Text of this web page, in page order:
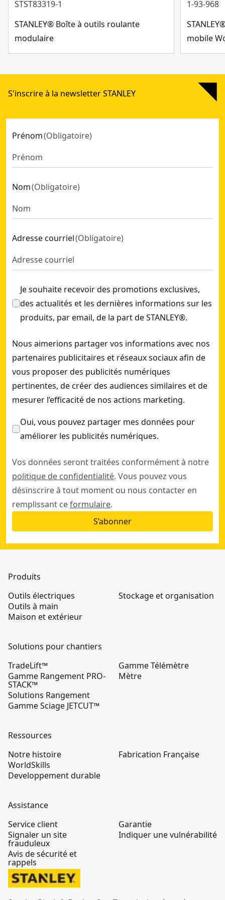
STST83319-1
STANLEY® Boîte à outils roulante
modulaire
1-93-968
mobile
S'inscrire à la newsletter STANLEY
Prénom(Obligatoire)
Nom(Obligatoire)
Adresse courriel(Obligatoire)
Je souhaite recevoir des promotions exclusives,
des actualités et les dernières informations sur les
produits, par email, de la part de STANLEY®.
Nous aimerions partager vos informations avec nos
partenaires publicitaires et réseaux sociaux afin de
vous proposer des publicités numériques
pertinentes, de créer des audiences similaires et de
mesurer l’efficacité de nos actions marketing.
Oui, vous pouvez partager mes données pour
améliorer les publicités numériques.
Vos données seront traitées conformément à notre
politique de confidentialité. Vous pouvez vous
désinscrire à tout moment ou nous contacter en
remplissant ceformulaire.
S’abonner
Produits
Outils électriques
Outils à main
Maison et extérieur
Stockage et organisation
Solutions pour chantiers
TradeLift™
Gamme Rangement PRO-
STACK™
Solutions Rangement
Gamme Sciage JETCUT™
Gamme Télémètre
Mètre
Ressources
Notre histoire
WorldSkills
Developpement durable
Fabrication Française
Assistance
Service client
Signaler un site
frauduleux
Avis de sécurité et
rappels
Garantie
Indiquer une vulnérabilité